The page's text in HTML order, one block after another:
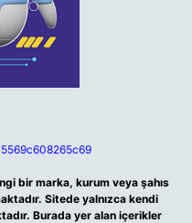
bir marka, kurum veya şahıs
Sitede yalnızca kendi
Burada yer alan içerikler